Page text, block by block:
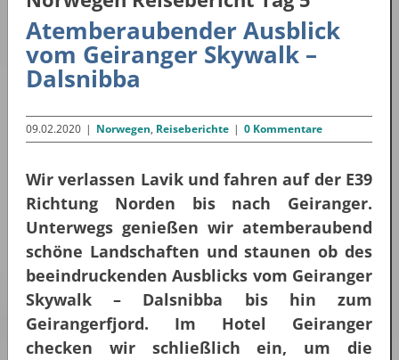
Atemberaubender Ausblick
vom Geiranger Skywalk –
Dalsnibba
09.02.2020 | Norwegen, Reiseberichte | 0 Kommentare
Wir verlassen Lavik und fahren auf der E39
Richtung Norden bis nach Geiranger.
Unterwegs genießen wir atemberaubend
schöne Landschaften und staunen ob des
beeindruckenden Ausblicks vom Geiranger
Skywalk – Dalsnibba bis hin zum
Geirangerfjord. Im Hotel Geiranger
checken wir schließlich ein, um die